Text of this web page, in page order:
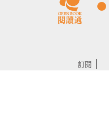
訂閱